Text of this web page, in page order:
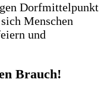
Dorfmittelpunkt
Menschen
und
Brauch!